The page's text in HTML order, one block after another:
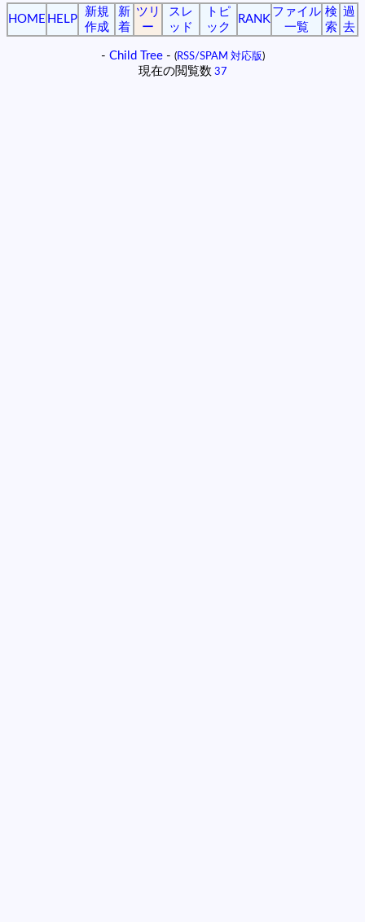
HOME HELP
新規
作成
新
着
ツリ
ー
スレ
ッド
トピ
ック
RANK
ファイル
一覧
検
索
過
去
- Child Tree- (RSS/SPAM 対応版)
現在の閲覧数 37